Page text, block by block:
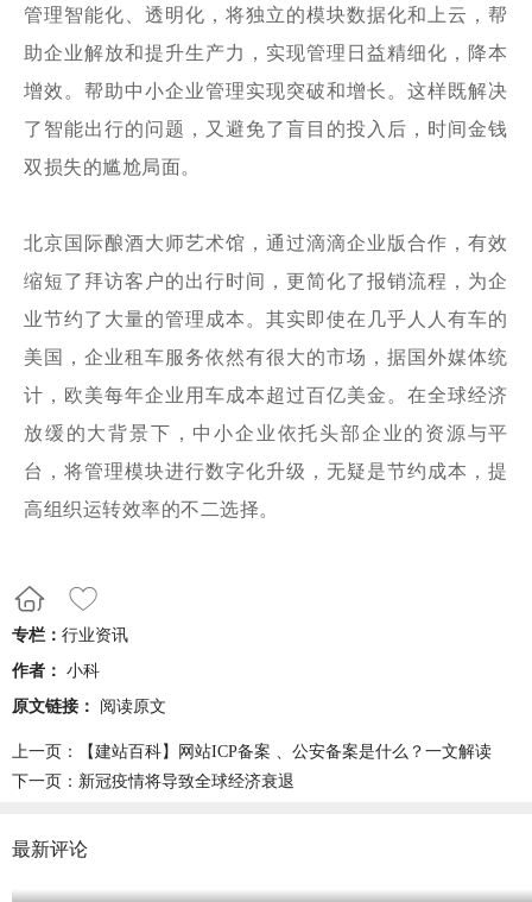
管理智能化、透明化，将独立的模块数据化和上云，帮
助企业解放和提升生产力，实现管理日益精细化，降本
增效。帮助中小企业管理实现突破和增长。这样既解决
了智能出行的问题，又避免了盲目的投入后，时间金钱
双损失的尴尬局面。
北京国际酿酒大师艺术馆，通过滴滴企业版合作，有效
缩短了拜访客户的出行时间，更简化了报销流程，为企
业节约了大量的管理成本。其实即使在几乎人人有车的
美国，企业租车服务依然有很大的市场，据国外媒体统
计，欧美每年企业用车成本超过百亿美金。在全球经济
放缓的大背景下，中小企业依托头部企业的资源与平
台，将管理模块进行数字化升级，无疑是节约成本，提
高组织运转效率的不二选择。
专栏： 行业资讯
作者： 小科
原文链接：
阅读原文
上一页：
【建站百科】网站ICP备案 、公安备案是什么？一文解读
下一页： 新冠疫情将导致全球经济衰退
最新评论